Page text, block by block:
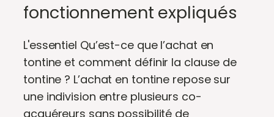
fonctionnement expliqués
L'essentiel Qu’est-ce que l’achat en
tontine et comment définir la clause de
tontine ? L’achat en tontine repose sur
une indivision entre plusieurs co-
acquéreurs sans possibilité de